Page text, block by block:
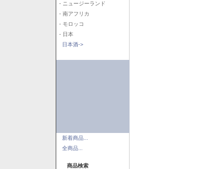
- ニュージーランド
- 南アフリカ
- モロッコ
- 日本
日本酒->
新着商品...
全商品...
商品検索